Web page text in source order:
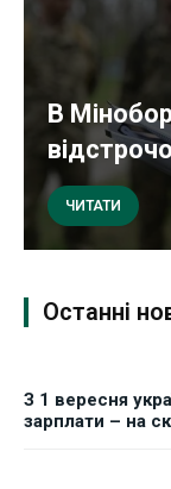
В
ЧИТАТИ
Останні
З 1 вересня
зарплати – на